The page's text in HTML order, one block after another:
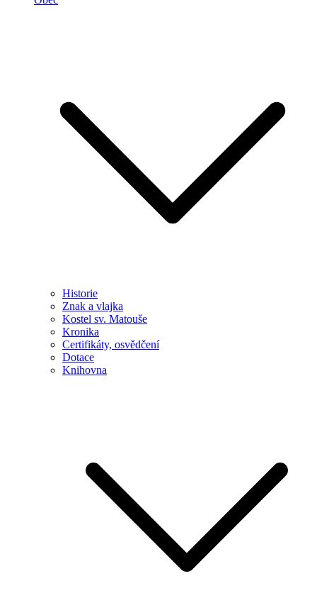
Historie
Znak a vlajka
Kostel sv. Matouše
Kronika
Certifikáty, osvědčení
Dotace
Knihovna